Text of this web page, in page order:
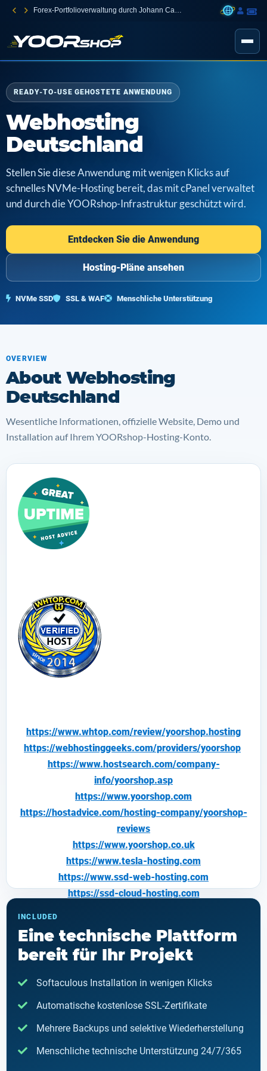
Forex-Portfolioverwaltung durch Johann Carnevali
READY-TO-USE GEHOSTETE ANWENDUNG
Webhosting
Deutschland
Stellen Sie diese Anwendung mit wenigen Klicks auf
schnelles NVMe-Hosting bereit, das mit cPanel verwaltet
und durch die YOORshop-Infrastruktur geschützt wird.
Entdecken Sie die Anwendung
Hosting-Pläne ansehen
NVMe SSD SSL & WAF Menschliche Unterstützung
OVERVIEW
About Webhosting
Deutschland
Wesentliche Informationen, offizielle Website, Demo und
Installation auf Ihrem YOORshop-Hosting-Konto.
https://www.whtop.com/review/yoorshop.hosting
https://webhostinggeeks.com/providers/yoorshop
https://www.hostsearch.com/company-
info/yoorshop.asp
https://www.yoorshop.com
https://hostadvice.com/hosting-company/yoorshop-
reviews
https://www.yoorshop.co.uk
https://www.tesla-hosting.com
https://www.ssd-web-hosting.com
https://ssd-cloud-hosting.com
https://www.alien-host.com
https://www.as-hosting.com
https://www.boxcwebsites.com
https://www.neximweb.com
https://www.packet3hosting.com
https://www.plorhost.com
https://www.weboxia.com
INCLUDED
Eine technische Plattform
bereit für Ihr Projekt
Softaculous Installation in wenigen Klicks
Automatische kostenlose SSL-Zertifikate
Mehrere Backups und selektive Wiederherstellung
Menschliche technische Unterstützung 24/7/365